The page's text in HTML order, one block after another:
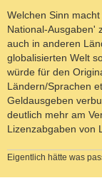
Welchen Sinn
National-Ausgaben'
auch in anderen
globalisierten Welt
würde für den
Ländern/Sprachen
Geldausgeben
deutlich mehr am
Lizenzabgaben von
Eigentlich hätte was